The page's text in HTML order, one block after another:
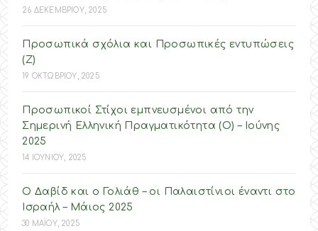
26 ΔΕΚΕΜΒΡΙΟΥ, 2025
Προσωπικά σχόλια και Προσωπικές εντυπώσεις
(Ζ)
19 ΟΚΤΩΒΡΙΟΥ, 2025
Προσωπικοί Στίχοι εμπνευσμένοι από την
Σημερινή Ελληνική Πραγματικότητα (O) – Ιούνης
2025
14 ΙΟΥΝΙΟΥ, 2025
Ο Δαβίδ και ο Γολιάθ – οι Παλαιστίνιοι έναντι στο
Ισραήλ – Mάιος 2025
30 ΜΑΪΟΥ, 2025